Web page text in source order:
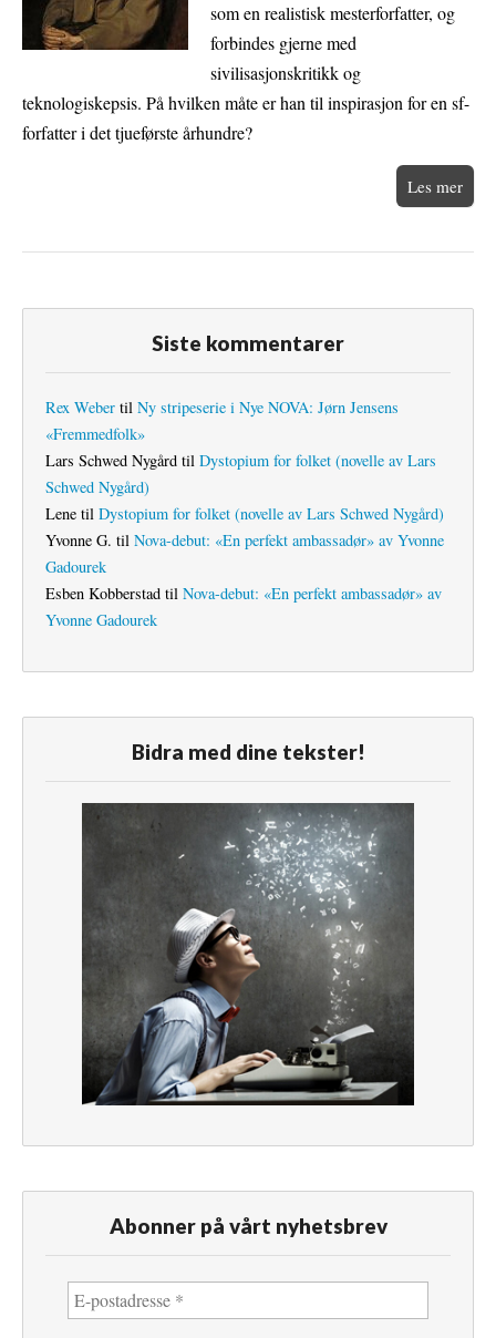
som en realistisk mesterforfatter, og
forbindes gjerne med
sivilisasjonskritikk og
teknologiskepsis. På hvilken måte er han til inspirasjon for en sf-
forfatter i det tjueførste århundre?
Les mer
Siste kommentarer
Rex Weber til Ny stripeserie i Nye NOVA: Jørn Jensens
«Fremmedfolk»
Lars Schwed Nygård til Dystopium for folket (novelle av Lars
Schwed Nygård)
Lene til Dystopium for folket (novelle av Lars Schwed Nygård)
Yvonne G. til Nova-debut: «En perfekt ambassadør» av Yvonne
Gadourek
Esben Kobberstad til Nova-debut: «En perfekt ambassadør» av
Yvonne Gadourek
Bidra med dine tekster!
Abonner på vårt nyhetsbrev